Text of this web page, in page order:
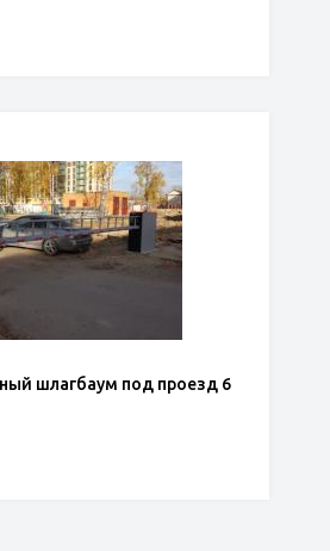
шлагбаум под проезд 6